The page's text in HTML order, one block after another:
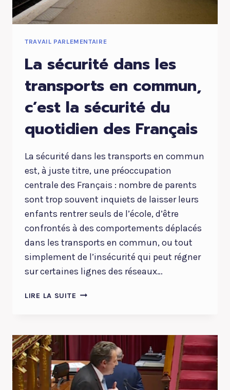
TRAVAIL PARLEMENTAIRE
La sécurité dans les
transports en commun,
c’est la sécurité du
quotidien des Français
La sécurité dans les transports en commun
est, à juste titre, une préoccupation
centrale des Français : nombre de parents
sont trop souvent inquiets de laisser leurs
enfants rentrer seuls de l’école, d’être
confrontés à des comportements déplacés
dans les transports en commun, ou tout
simplement de l’insécurité qui peut régner
sur certaines lignes des réseaux…
LIRE LA SUITE LA
TRANSPORTS
COMMUN,
C’EST